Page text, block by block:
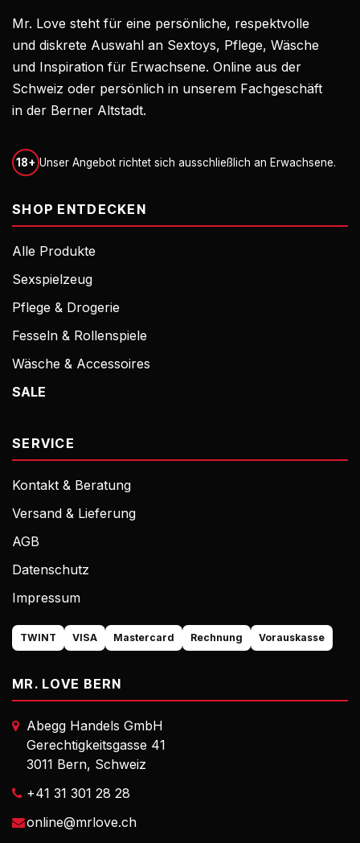
Mr. Love steht für eine persönliche, respektvolle
und diskrete Auswahl an Sextoys, Pflege, Wäsche
und Inspiration für Erwachsene. Online aus der
Schweiz oder persönlich in unserem Fachgeschäft
in der Berner Altstadt.
18+ Unser Angebot richtet sich ausschließlich an Erwachsene.
SHOP ENTDECKEN
Alle Produkte
Sexspielzeug
Pflege & Drogerie
Fesseln & Rollenspiele
Wäsche & Accessoires
SALE
SERVICE
Kontakt & Beratung
Versand & Lieferung
AGB
Datenschutz
Impressum
TWINT VISA Mastercard Rechnung Vorauskasse
MR. LOVE BERN
Abegg Handels GmbH
Gerechtigkeitsgasse 41
3011 Bern, Schweiz
+41 31 301 28 28
online@mrlove.ch